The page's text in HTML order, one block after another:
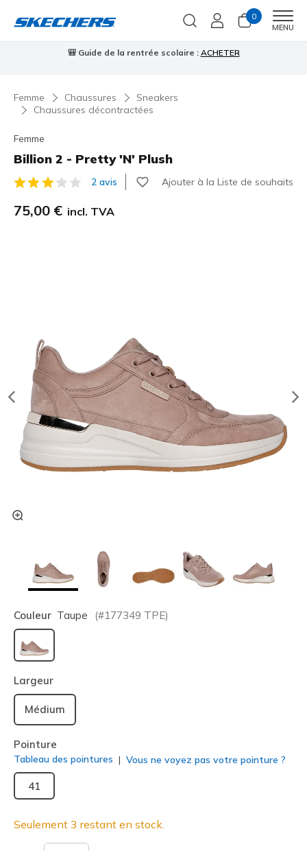
0
MENU
de la rentrée scolaire : ACHETER ⭐Skechers VIP :
Femme Chaussures
Sneakers
Chaussures décontractées
Femme
Billion 2 - Pretty 'N' Plush
Évaluation client 4,1 sur 5
2 avis Ajouter à la Liste de souhaits
75,00 € incl. TVA
Couleur Taupe (#177349 TPE)
sélectionné
Largeur
Médium
Pointure
Tableau des pointures Vous ne voyez pas votre pointure ?
41
Seulement 3 restant en stock.